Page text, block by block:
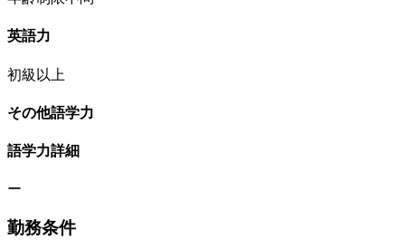
英語力
初級以上
その他語学力
語学力詳細
ー
勤務条件